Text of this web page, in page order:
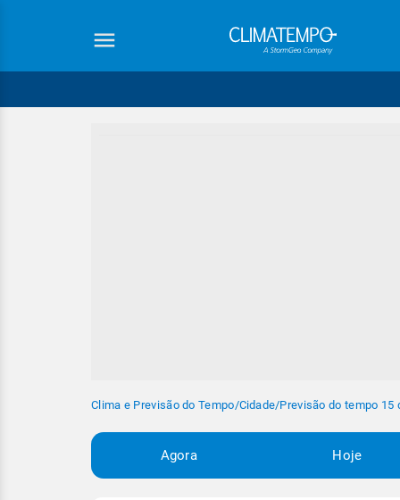
Clima e Previsão do Tempo/Cidade/Previsão do tempo 15
Agora Hoje